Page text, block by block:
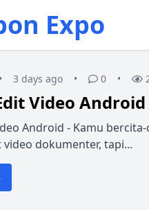
Expo
• 3 days ago • 0 •
Video Android
Android - Kamu
dokumenter, tapi...